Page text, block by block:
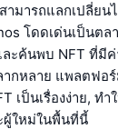
มารถแลกเปลี่ยน
โดดเด่นเป็นต
ละค้นพบ NFT ที่มี
กหลาย แพลตฟอ
เป็นเรื่องง่าย, ทำ
ใหม่ในพื้นที่นี้